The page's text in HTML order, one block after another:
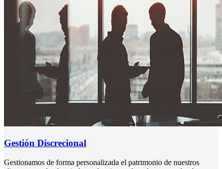
Gestión Discrecional
Gestionamos de forma personalizada el patrimonio de nuestros